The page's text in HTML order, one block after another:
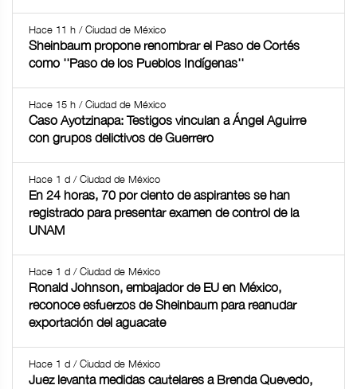
Hace 11 h / Ciudad de México
Sheinbaum propone renombrar el Paso de Cortés
como ''Paso de los Pueblos Indígenas''
Hace 15 h / Ciudad de México
Caso Ayotzinapa: Testigos vinculan a Ángel Aguirre
con grupos delictivos de Guerrero
Hace 1 d / Ciudad de México
En 24 horas, 70 por ciento de aspirantes se han
registrado para presentar examen de control de la
UNAM
Hace 1 d / Ciudad de México
Ronald Johnson, embajador de EU en México,
reconoce esfuerzos de Sheinbaum para reanudar
exportación del aguacate
Hace 1 d / Ciudad de México
Juez levanta medidas cautelares a Brenda Quevedo,